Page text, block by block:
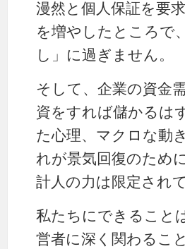
漫然と個人保証を要
を増やしたところで
し」に過ぎません。
そして、企業の資金
資をすれば儲かるは
た心理、マクロな動
れが景気回復のため
計人の力は限定され
私たちにできること
営者に深く関わるこ